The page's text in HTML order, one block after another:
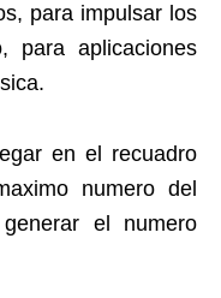
para impulsar los
para aplicaciones
en el recuadro
numero del
el numero